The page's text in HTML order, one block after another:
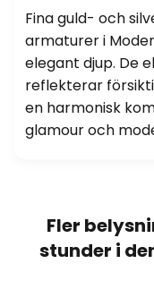
Fina guld- och
armaturer i
elegant djup. De
reflekterar
en harmonisk
glamour och
Fler
stunder i